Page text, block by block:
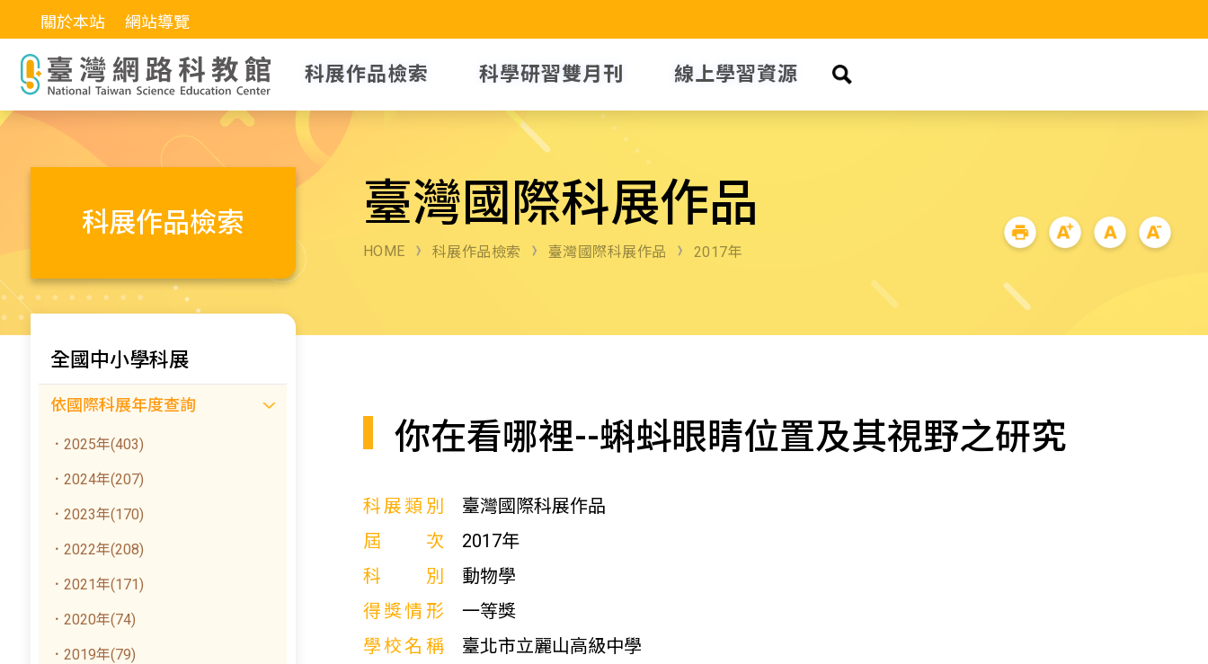
關於本站 網站導覽
科展作品檢索 科學研習雙月刊 線上學習資源
科展作品檢索 臺灣國際科展作品
HOME 科展作品檢索 臺灣國際科展作品 2017年
全國中小學科展
依國際科展年度查詢
．2025年(403)
．2024年(207)
．2023年(170)
．2022年(208)
．2021年(171)
．2020年(74)
．2019年(79)
你在看哪裡--蝌蚪眼睛位置及其視野之研究
科展類別
臺灣國際科展作品
屆次
2017年
科別
動物學
得獎情形
一等獎
學校名稱
臺北市立麗山高級中學